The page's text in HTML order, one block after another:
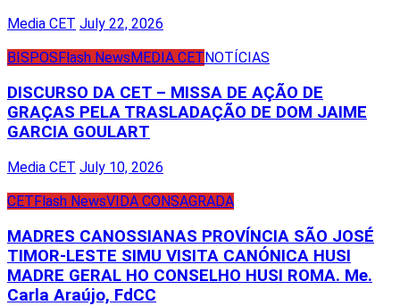
Media CET July 22, 2026
BISPOS Flash News MEDIA CET NOTÍCIAS
DISCURSO DA CET – MISSA DE AÇÃO DE
GRAÇAS PELA TRASLADAÇÃO DE DOM JAIME
GARCIA GOULART
Media CET July 10, 2026
CETFlash NewsVIDA CONSAGRADA
MADRES CANOSSIANAS PROVÍNCIA SÃO JOSÉ
TIMOR-LESTE SIMU VISITA CANÓNICA HUSI
MADRE GERAL HO CONSELHO HUSI ROMA. Me.
Carla Araújo, FdCC